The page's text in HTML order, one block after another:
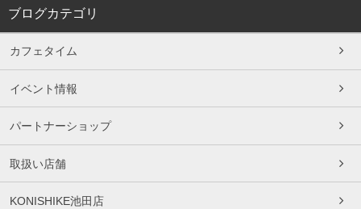
ブログカテゴリ
カフェタイム
イベント情報
パートナーショップ
取扱い店舗
KONISHIKE池田店